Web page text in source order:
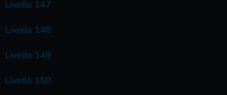
Livello 147
Livello 148
Livello 149
Livello 150